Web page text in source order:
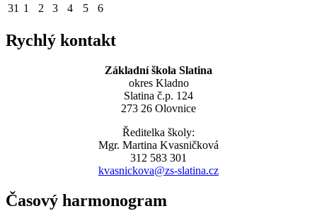
31 1 2 3 4 5 6
Rychlý kontakt
Základní škola Slatina
okres Kladno
Slatina č.p. 124
273 26 Olovnice
Ředitelka školy:
Mgr. Martina Kvasničková
312 583 301
kvasnickova@zs-slatina.cz
Časový harmonogram